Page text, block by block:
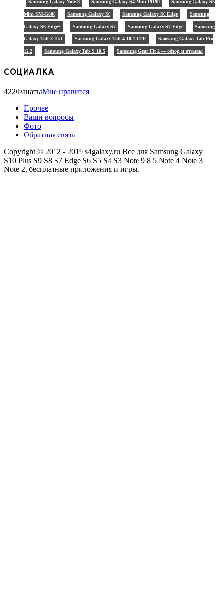
Samsung Galaxy Note 8 Samsung Galaxy S4 Mini I9190 Samsung Galaxy S5
Mini SM-G800 Samsung Galaxy S6 Samsung Galaxy S6 Edge Samsung
Galaxy S6 Edge+ Samsung Galaxy S7 Samsung Galaxy S7 Edge Samsung
Galaxy Tab 3 10.1 Samsung Galaxy Tab 4 10.1 LTE Samsung Galaxy Tab Pro
12.2 Samsung Galaxy Tab S 10.5 Samsung Gear Fit 2 — обзор и отзывы
СОЦИАЛКА
422ФанатыМне нравится
Прочее
Ваши вопросы
Фото
Обратная связь
Copyright © 2012 - 2019 s4galaxy.ru Все для Samsung Galaxy
S10 Plus S9 S8 S7 Edge S6 S5 S4 S3 Note 9 8 5 Note 4 Note 3
Note 2, бесплатные приложения и игры.